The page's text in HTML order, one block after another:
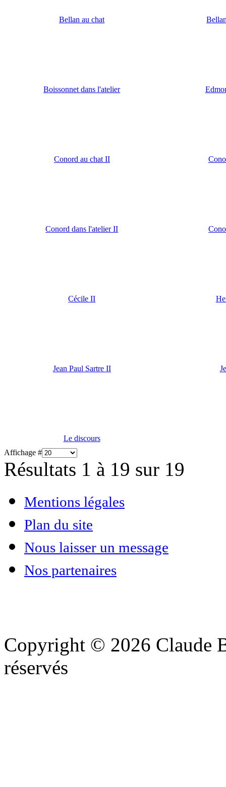
Bellan au chat
Boissonnet dans l'atelier
Conord au chat II
Conord dans l'atelier II
Cécile II
Jean Paul Sartre II
Le discours
Affichage #
Résultats 1 à 19 sur 19
Mentions légales
Plan du site
Nous laisser un message
Nos partenaires
Copyright © 2026 Claude
réservés